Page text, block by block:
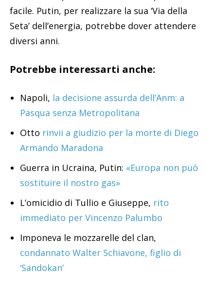
facile. Putin, per realizzare la sua ‘Via della
Seta’ dell’energia, potrebbe dover attendere
diversi anni.
Potrebbe interessarti anche:
Napoli, la decisione assurda dell’Anm: a
Pasqua senza Metropolitana
Otto rinvii a giudizio per la morte di Diego
Armando Maradona
Guerra in Ucraina, Putin: «Europa non può
sostituire il nostro gas»
L’omicidio di Tullio e Giuseppe, rito
immediato per Vincenzo Palumbo
Imponeva le mozzarelle del clan,
condannato Walter Schiavone, figlio di
‘Sandokan’